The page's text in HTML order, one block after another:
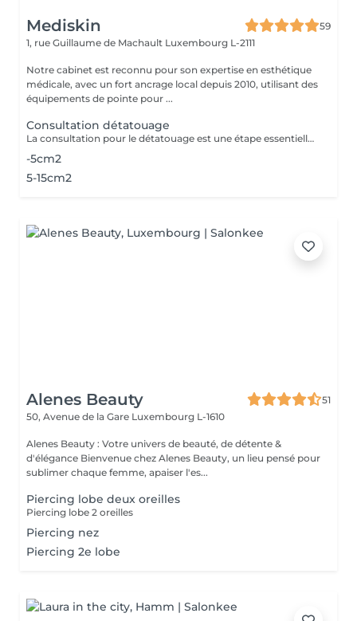
Mediskin
59
1, rue Guillaume de Machault Luxembourg L-2111
Notre cabinet est reconnu pour son expertise en esthétique
médicale, avec un fort ancrage local depuis 2010, utilisant des
équipements de pointe pour ...
Consultation détatouage
La consultation pour le détatouage est une étape essentielle avant le traitement. Elle permet d'évaluer la taille, les couleurs et la profondeur du tatouage, ainsi que le type de peau du patient. Le professionnel explique le déroulement du traitement, le nombre de séances nécessaires et les éventuels effets secondaires. C'est aussi le moment pour poser toutes vos questions et discuter des attentes en termes de résultats
-5cm2
5-15cm2
Alenes Beauty
51
50, Avenue de la Gare Luxembourg L-1610
Alenes Beauty : Votre univers de beauté, de détente &
d'élégance Bienvenue chez Alenes Beauty, un lieu pensé pour
sublimer chaque femme, apaiser l'es...
Piercing lobe deux oreilles
Piercing lobe 2 oreilles
Piercing nez
Piercing 2e lobe